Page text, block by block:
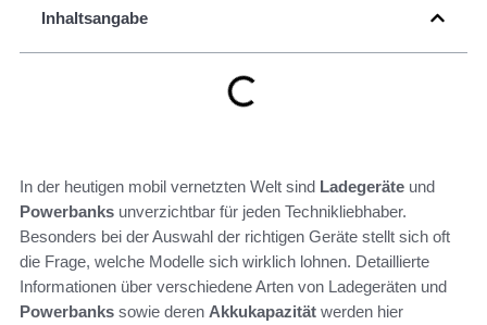
Inhaltsangabe
In der heutigen mobil vernetzten Welt sind Ladegeräte und
Powerbanks unverzichtbar für jeden Technikliebhaber.
Besonders bei der Auswahl der richtigen Geräte stellt sich oft
die Frage, welche Modelle sich wirklich lohnen. Detaillierte
Informationen über verschiedene Arten von Ladegeräten und
Powerbanks sowie deren Akkukapazität werden hier